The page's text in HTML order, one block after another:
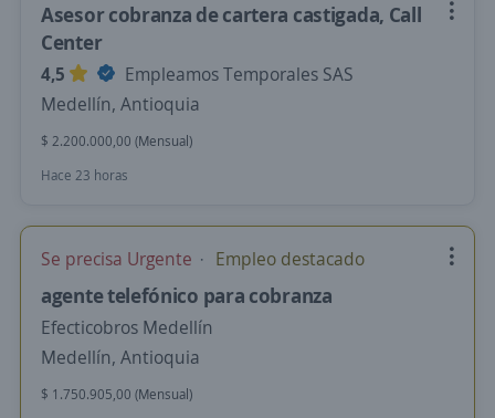
Asesor cobranza de cartera castigada, Call
Center
4,5
Empleamos Temporales SAS
Medellín, Antioquia
$ 2.200.000,00 (Mensual)
Hace 23 horas
Se precisa Urgente Empleo destacado
agente telefónico para cobranza
Efecticobros Medellín
Medellín, Antioquia
$ 1.750.905,00 (Mensual)